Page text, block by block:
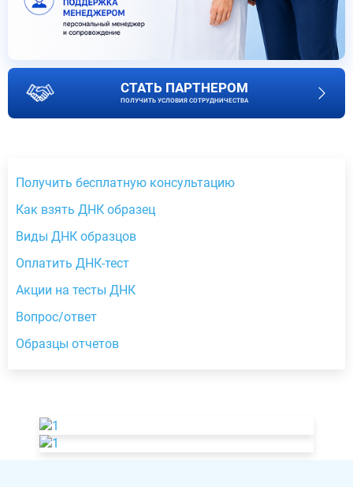
СТАТЬ ПАРТНЕРОМ
ПОЛУЧИТЬ УСЛОВИЯ СОТРУДНИЧЕСТВА
Получить бесплатную консультацию
Как взять ДНК образец
Виды ДНК образцов
Оплатить ДНК-тест
Акции на тесты ДНК
Вопрос/ответ
Образцы отчетов